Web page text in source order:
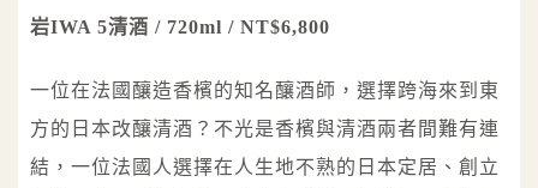
岩IWA 5清酒 / 720ml / NT$6,800
一位在法國釀造香檳的知名釀酒師，選擇跨海來到東
方的日本改釀清酒？不光是香檳與清酒兩者間難有連
結，一位法國人選擇在人生地不熟的日本定居、創立